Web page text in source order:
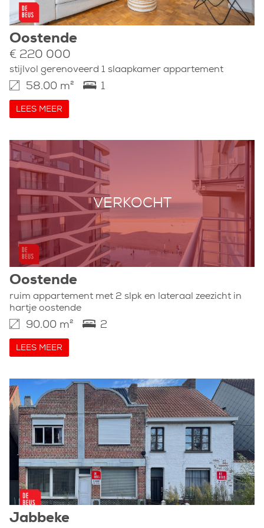
Oostende
€ 220 000
stijlvol gerenoveerd 1 slaapkamer appartement
58.00 m² 1
LEES MEER
VERKOCHT
Oostende
ruim appartement met 2 slpk en lateraal zeezicht in
hartje oostende
90.00 m² 2
LEES MEER
Jabbeke